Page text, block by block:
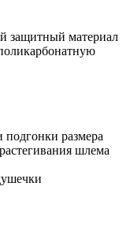
защитный материал
подгонки размера
шлема